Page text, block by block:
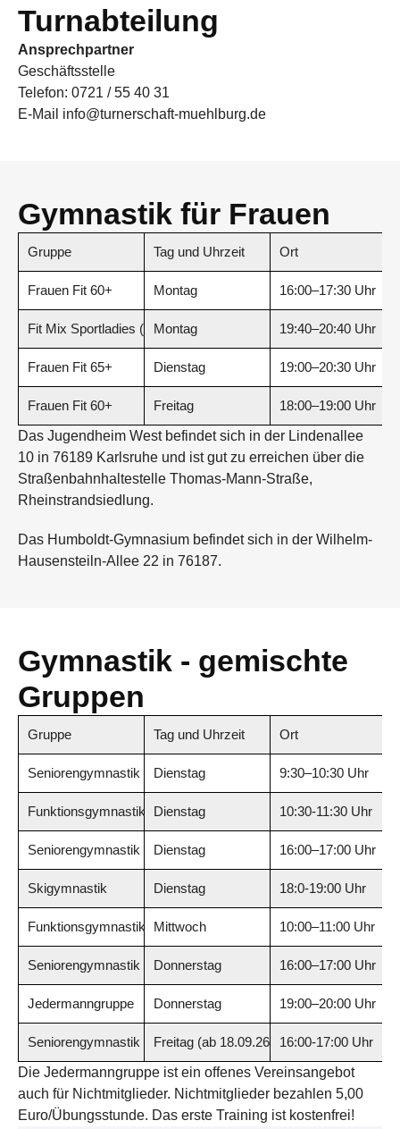
Turnabteilung
Ansprechpartner
Geschäftsstelle
Telefon: 0721 / 55 40 31
E-Mail info@turnerschaft-muehlburg.de
Gymnastik für Frauen
Gruppe Tag und Uhrzeit Ort
Frauen Fit 60+ Montag 16:00–17:30 Uhr
Fit Mix Sportladies (jedes Alter)
Montag 19:40–20:40 Uhr
Frauen Fit 65+ Dienstag 19:00–20:30 Uhr
Frauen Fit 60+ Freitag
18:00–19:00 Uhr
Das Jugendheim West befindet sich in der Lindenallee
10 in 76189 Karlsruhe und ist gut zu erreichen über die
Straßenbahnhaltestelle Thomas-Mann-Straße,
Rheinstrandsiedlung.
Das Humboldt-Gymnasium befindet sich in der Wilhelm-
Hausensteiln-Allee 22 in 76187.
Gymnastik - gemischte
Gruppen
Gruppe Tag und Uhrzeit Ort
Seniorengymnastik Ü65Dienstag 9:30–10:30 Uhr
Funktionsgymnastik im Sitzen
Dienstag 10:30-11:30 Uhr
Seniorengymnastik Ü65Dienstag 16:00–17:00 Uhr
Skigymnastik Dienstag 18:0-19:00 Uhr
Funktionsgymnastik im Sitzen
Mittwoch 10:00–11:00 Uhr
Seniorengymnastik Ü65Donnerstag 16:00–17:00 Uhr
Jedermanngruppe Donnerstag 19:00–20:00 Uhr
Seniorengymnastik Ü65Freitag (ab 18.09.26)
16:00-17:00 Uhr
Die Jedermanngruppe ist ein offenes Vereinsangebot
auch für Nichtmitglieder. Nichtmitglieder bezahlen 5,00
Euro/Übungsstunde. Das erste Training ist kostenfrei!